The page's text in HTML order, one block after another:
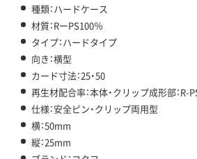
種類：ハードケース
材質：RーPS100％
タイプ：ハードタイプ
向き：横型
カード寸法：25・50
再生材配合率：本体・クリップ成形部：R-
仕様：安全ピン・クリップ両用型
横：50mm
縦：25mm